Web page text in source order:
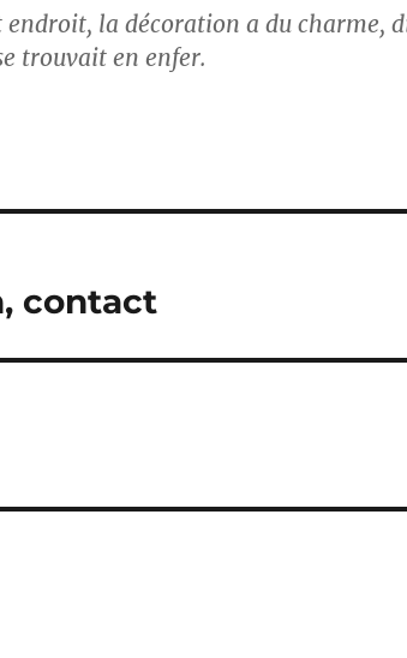
endroit, la décoration a du charme,
trouvait en enfer.
contact